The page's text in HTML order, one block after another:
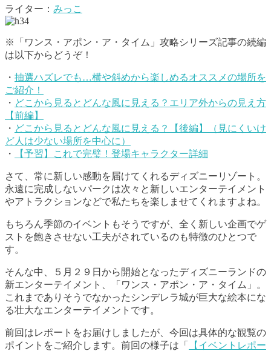
ライター： みっこ
※「ワンス・アポン・ア・タイム」攻略シリーズ記事の続編
は以下からどうぞ！
・ 抽選ハズレでも…横や斜めから楽しめるオススメの場所を
ご紹介！
・ どこから見るとどんな風に見える？エリア外からの見え方
【前編】
・ どこから見るとどんな風に見える？【後編】（見にくいけ
ど人は少ない場所を中心に）
・
【予習】これで完璧！登場キャラクター詳細
さて、常に新しい感動を届けてくれるディズニーリゾート。
永遠に完成しないパークは次々と新しいエンターテイメント
やアトラクションなどで私たちを楽しませてくれますよね。
もちろん季節のイベントもそうですが、全く新しい企画でゲ
ストを飽きさせない工夫がされているのも特徴のひとつで
す。
そんな中、５月２９日から開始となったディズニーランドの
新エンターテイメント、「ワンス・アポン・ア・タイム」。
これまでありそうでなかったシンデレラ城が巨大な絵本にな
る壮大なエンターテイメントです。
前回はレポートをお届けしましたが、今回は具体的な観覧の
ポイントをご紹介します。前回の様子は「
【イベントレポー